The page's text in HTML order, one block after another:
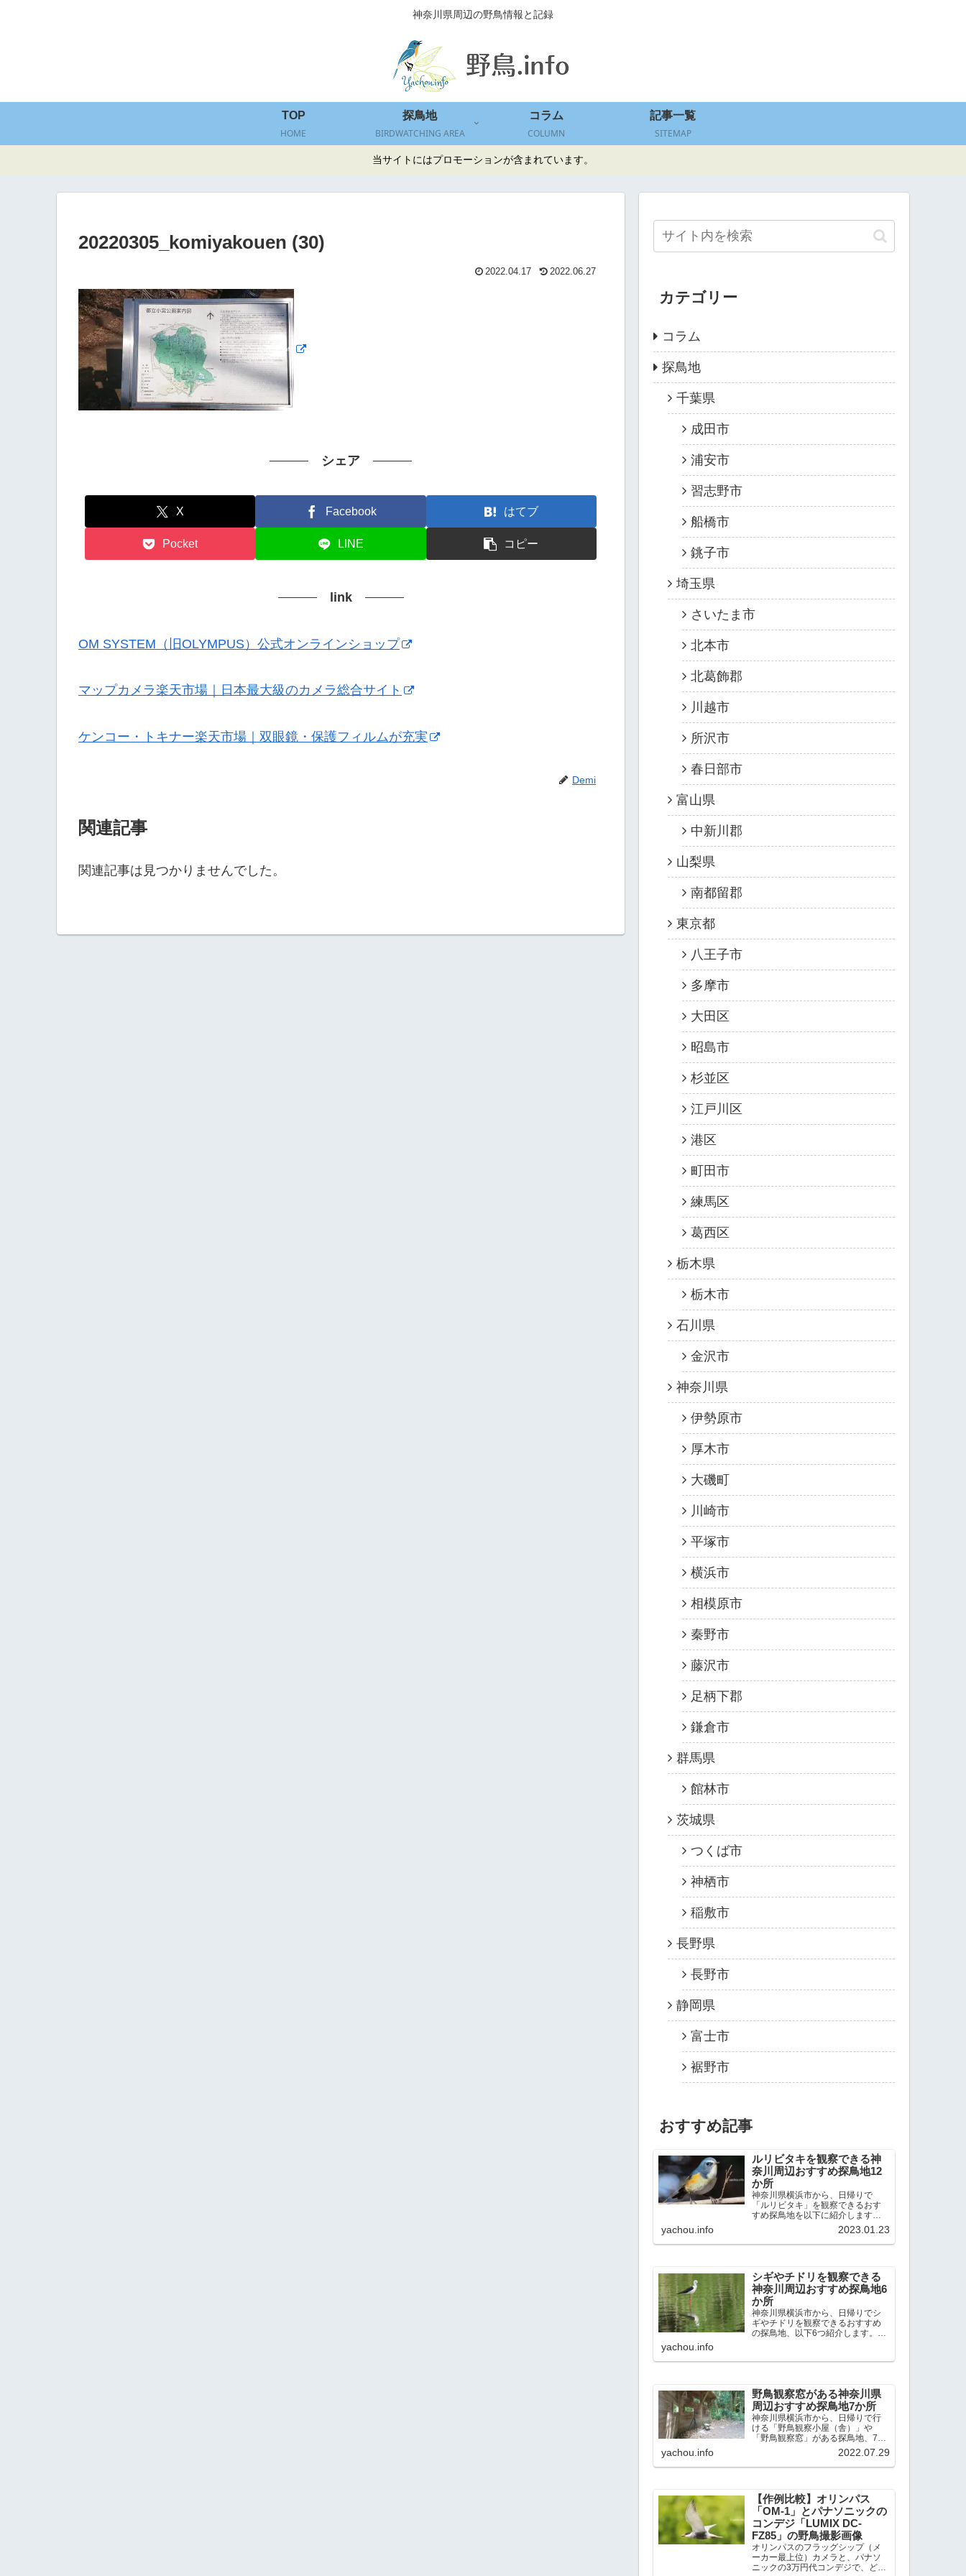
神奈川県周辺の野鳥情報と記録
TOP
HOME
探鳥地
BIRDWATCHING AREA
コラム
COLUMN
記事一覧
SITEMAP
当サイトにはプロモーションが含まれています。
20220305_komiyakouen (30)
2022.04.17 2022.06.27
シェア
X Facebook はてブ
Pocket LINE コピー
link
OM SYSTEM（旧OLYMPUS）公式オンラインショップ
マップカメラ楽天市場｜日本最大級のカメラ総合サイト
ケンコー・トキナー楽天市場｜双眼鏡・保護フィルムが充実
Demi
関連記事
関連記事は見つかりませんでした。
カテゴリー
コラム
探鳥地
千葉県
成田市
浦安市
習志野市
船橋市
銚子市
埼玉県
さいたま市
北本市
北葛飾郡
川越市
所沢市
春日部市
富山県
中新川郡
山梨県
南都留郡
東京都
八王子市
多摩市
大田区
昭島市
杉並区
江戸川区
港区
町田市
練馬区
葛西区
栃木県
栃木市
石川県
金沢市
神奈川県
伊勢原市
厚木市
大磯町
川崎市
平塚市
横浜市
相模原市
秦野市
藤沢市
足柄下郡
鎌倉市
群馬県
館林市
茨城県
つくば市
神栖市
稲敷市
長野県
長野市
静岡県
富士市
裾野市
おすすめ記事
ルリビタキを観察できる神
奈川周辺おすすめ探鳥地12
か所
神奈川県横浜市から、日帰りで
「ルリビタキ」を観察できるおす
すめ探鳥地を以下に紹介します。
これまで80か所近くの探鳥地を訪
れ、手応えを感じた場所です。以
下、★ が多いほど観察しやすく、
yachou.info 2023.01.23
シギやチドリを観察できる
神奈川周辺おすすめ探鳥地6
か所
神奈川県横浜市から、日帰りでシ
ギやチドリを観察できるおすすめ
の探鳥地、以下6つ紹介します。こ
感じた探鳥地です。ふなばし三番
yachou.info
野鳥観察窓がある神奈川県
周辺おすすめ探鳥地7か所
神奈川県横浜市から、日帰りで行
ける「野鳥観察小屋（舎）」や
「野鳥観察窓」がある探鳥地、7か
所を紹介します。どこもオススメ
の探鳥地です。実際に訪れてみる
と、野山にいる野鳥、海や湖にい
yachou.info 2022.07.29
【作例比較】オリンパス
「OM-1」とパナソニックの
コンデジ「LUMIX DC-
FZ85」の野鳥撮影画像
オリンパスのフラッグシップ（メ
ーカー最上位）カメラと、パナソ
ニックの3万円代コンデジで、どの